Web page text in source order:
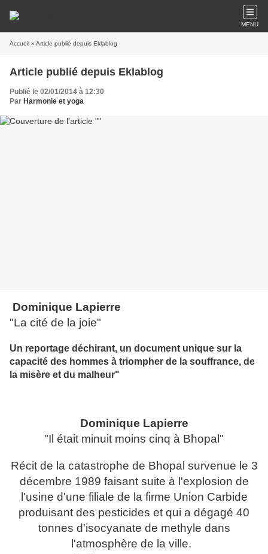
MENU
Accueil » Article publié depuis Eklablog
Article publié depuis Eklablog
Publié le 02/01/2014 à 12:30
Par Harmonie et yoga
Dominique Lapierre
"La cité de la joie"
Un reportage déchirant, un document unique sur la
capacité des hommes à triompher de la souffrance, de
la misère et du malheur"
Dominique Lapierre
"Il était minuit moins cinq à Bhopal"
Récit de la catastrophe de Bhopal survenue le 3
décembre 1989 faisant suite à l'explosion de
l'usine d'une filiale de la firme Union Carbide
produisant des pesticides et qui a dégagé 40
tonnes d'isocyanate de methyle dans
l'atmosphère de la ville.